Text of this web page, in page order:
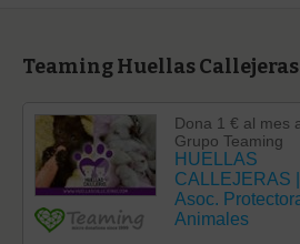
Teaming Huellas Callejeras